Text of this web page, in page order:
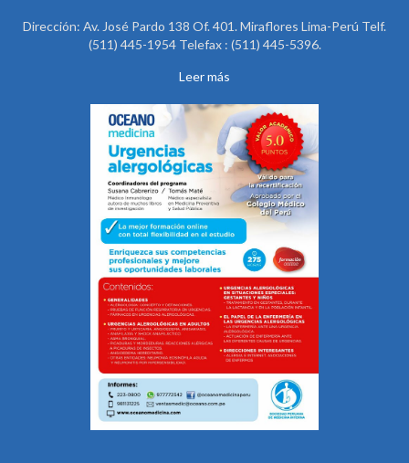
Dirección: Av. José Pardo 138 Of. 401. Miraflores Lima-Perú Telf.
(511) 445-1954 Telefax : (511) 445-5396.
Leer más